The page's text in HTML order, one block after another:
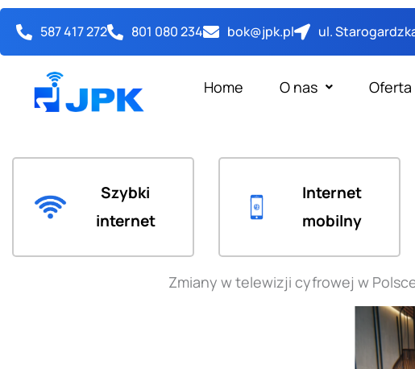
Przejdź
587 417 272 801 080 234 bok@jpk.pl ul.
Home O nas Oferta
Szybki
internet
Internet
mobilny
Zmiany w telewizji cyfrowej w